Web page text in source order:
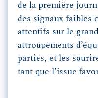
de la première
des signaux faibles
attentifs sur le
attroupements
parties, et les
tant que l’issue